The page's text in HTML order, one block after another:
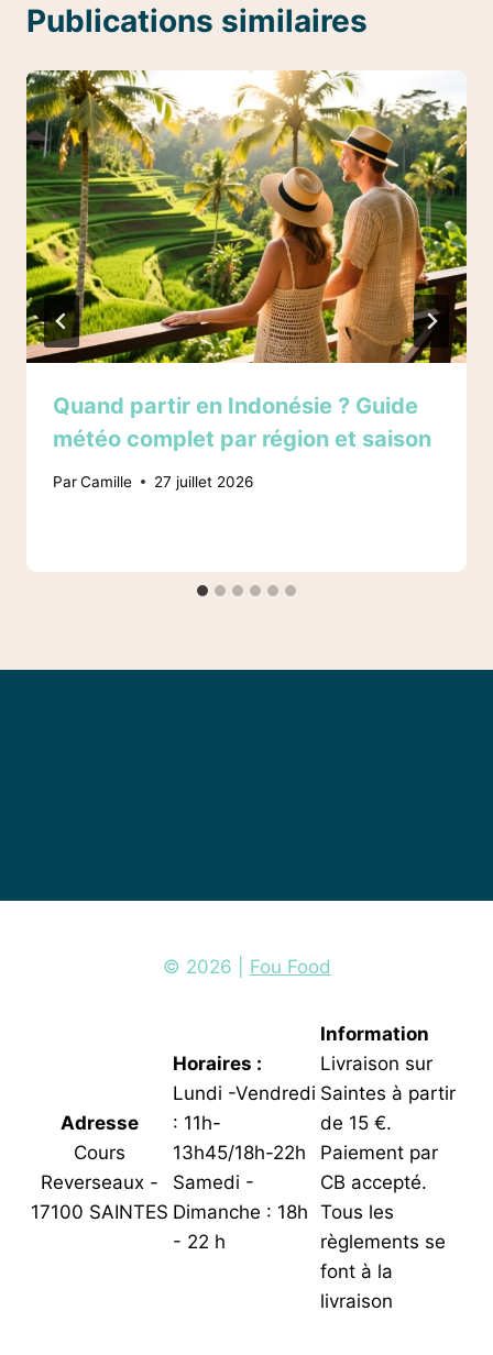
Publications similaires
Quand partir en Indonésie ? Guide
météo complet par région et saison
ParCamille 27 juillet 2026
© 2026 | Fou Food
Adresse
Cours
Reverseaux -
17100 SAINTES
Horaires :
Lundi -Vendredi
: 11h-
13h45/18h-22h
Samedi -
Dimanche : 18h
- 22 h
Information
Livraison sur
Saintes à partir
de 15 €.
Paiement par
CB accepté.
Tous les
règlements se
font à la
livraison